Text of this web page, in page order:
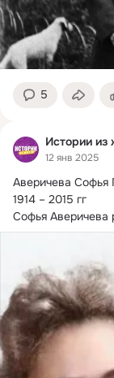
5
Истории из
12 янв 2025
Аверичева Софья
1914 – 2015 гг
Софья Аверичева
Большой Невер